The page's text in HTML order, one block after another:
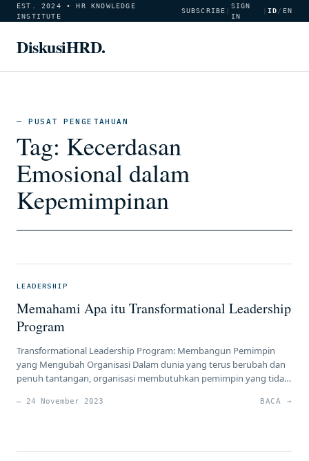
EST. 2024 • HR KNOWLEDGE
INSTITUTE
SUBSCRIBE
SIGN
IN
ID/ EN
DiskusiHRD.
— PUSAT PENGETAHUAN
Tag: Kecerdasan
Emosional dalam
Kepemimpinan
LEADERSHIP
Memahami Apa itu Transformational Leadership
Program
Transformational Leadership Program: Membangun Pemimpin
yang Mengubah Organisasi Dalam dunia yang terus berubah dan
penuh tantangan, organisasi membutuhkan pemimpin yang tidak
menginspirasi, memotivasi, dan memberdayakan orang-orang di
— 24 November 2023 BACA →